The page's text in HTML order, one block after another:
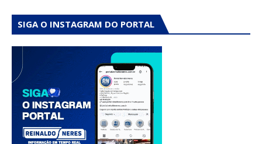
SIGA O INSTAGRAM DO PORTAL